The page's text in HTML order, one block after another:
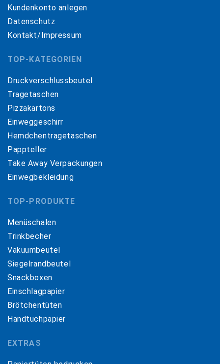
Kundenkonto anlegen
Datenschutz
Kontakt/Impressum
TOP-KATEGORIEN
Druckverschlussbeutel
Tragetaschen
Pizzakartons
Einweggeschirr
Hemdchentragetaschen
Pappteller
Take Away Verpackungen
Einwegbekleidung
TOP-PRODUKTE
Menüschalen
Trinkbecher
Vakuumbeutel
Siegelrandbeutel
Snackboxen
Einschlagpapier
Brötchentüten
Handtuchpapier
EXTRAS